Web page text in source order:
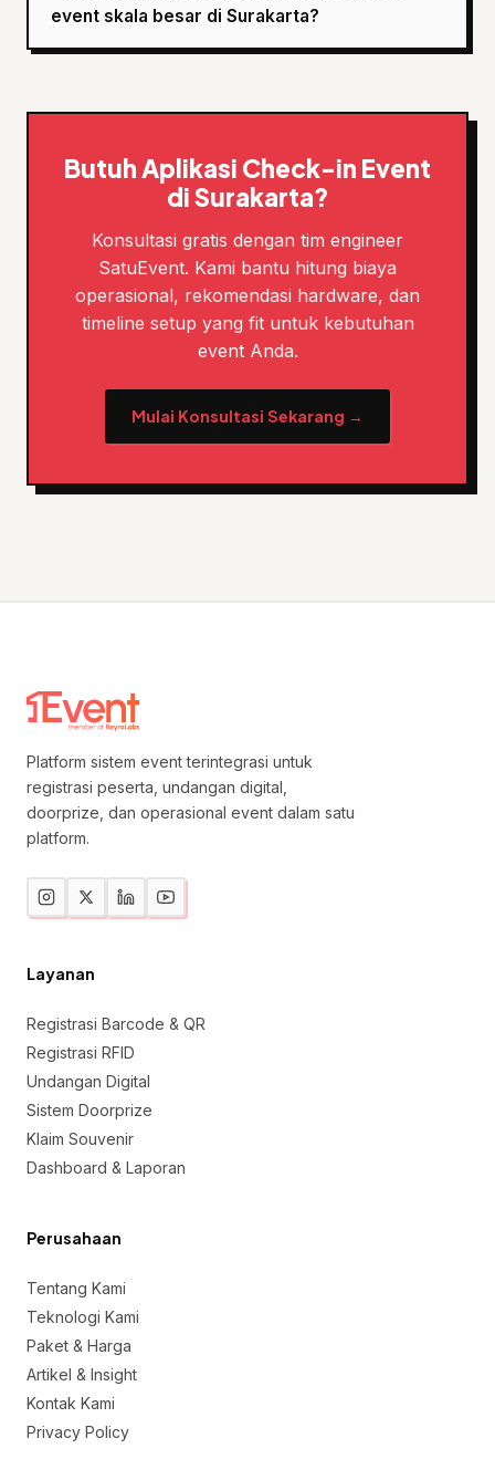
event skala besar di Surakarta?
Butuh Aplikasi Check-in Event
di Surakarta?
Konsultasi gratis dengan tim engineer
SatuEvent. Kami bantu hitung biaya
operasional, rekomendasi hardware, dan
timeline setup yang fit untuk kebutuhan
event Anda.
Mulai Konsultasi Sekarang →
Platform sistem event terintegrasi untuk
registrasi peserta, undangan digital,
doorprize, dan operasional event dalam satu
platform.
Layanan
Registrasi Barcode & QR
Registrasi RFID
Undangan Digital
Sistem Doorprize
Klaim Souvenir
Dashboard & Laporan
Perusahaan
Tentang Kami
Teknologi Kami
Paket & Harga
Artikel & Insight
Kontak Kami
Privacy Policy